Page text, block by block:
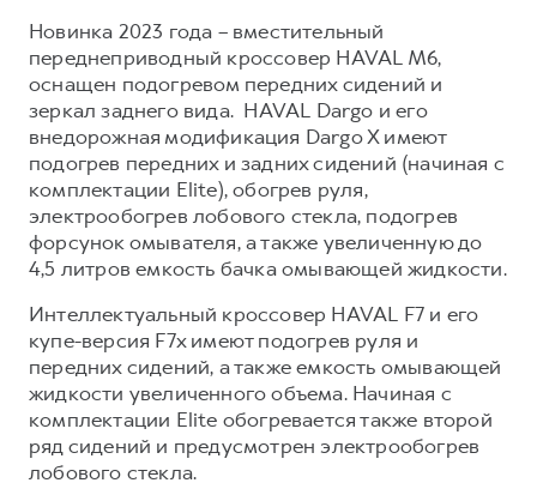
Новинка 2023 года – вместительный
переднеприводный кроссовер HAVAL M6,
оснащен подогревом передних сидений и
зеркал заднего вида. HAVAL Dargo и его
внедорожная модификация Dargo X имеют
подогрев передних и задних сидений (начиная с
комплектации Elite), обогрев руля,
электрообогрев лобового стекла, подогрев
форсунок омывателя, а также увеличенную до
4,5 литров емкость бачка омывающей жидкости.
Интеллектуальный кроссовер HAVAL F7 и его
купе-версия F7x имеют подогрев руля и
передних сидений, а также емкость омывающей
жидкости увеличенного объема. Начиная с
комплектации Elite обогревается также второй
ряд сидений и предусмотрен электрообогрев
лобового стекла.